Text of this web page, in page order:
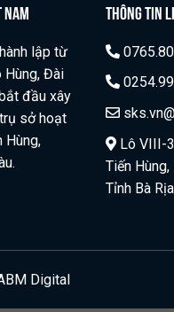
NAM
lập từ
Hùng, Đài
đầu xây
sở hoạt
Hùng,
THÔNG TIN
Lô VIII-
Tiến
Tỉnh Bà
Digital